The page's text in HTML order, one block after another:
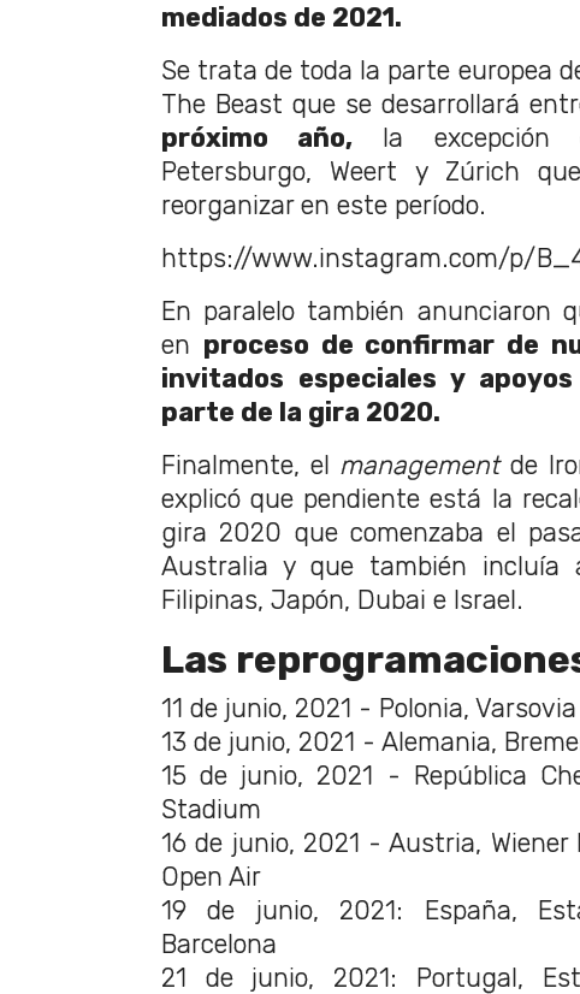
mediados de 2021.
Se trata de toda la parte europea
The Beast que se desarrollará
próximo año, la excepción
Petersburgo, Weert y Zúrich
reorganizar en este período.
https://www.instagram.com/p/
En paralelo también anunciaron
en proceso de confirmar de
invitados especiales y
parte de la gira 2020.
Finalmente, el managementde
explicó que pendiente está la
gira 2020 que comenzaba el
Australia y que también incluía
Filipinas, Japón, Dubai e Israel.
Las
11 de junio, 2021 - Polonia,
13 de junio, 2021 - Alemania,
15 de junio, 2021 - República
Stadium
16 de junio, 2021 - Austria,
Open Air
19 de junio, 2021: España,
Barcelona
21 de junio, 2021: Portugal,